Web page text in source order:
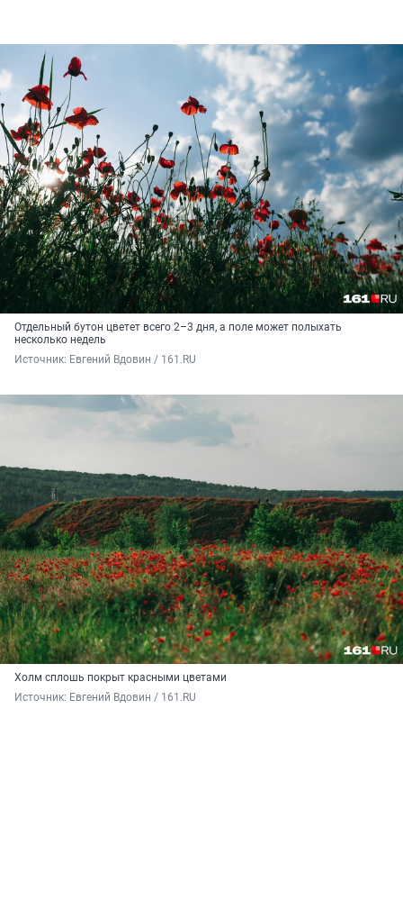
Отдельный бутон цветет всего 2–3 дня, а поле может полыхать
несколько недель
Источник: Евгений Вдовин / 161.RU
Холм сплошь покрыт красными цветами
Источник: Евгений Вдовин / 161.RU